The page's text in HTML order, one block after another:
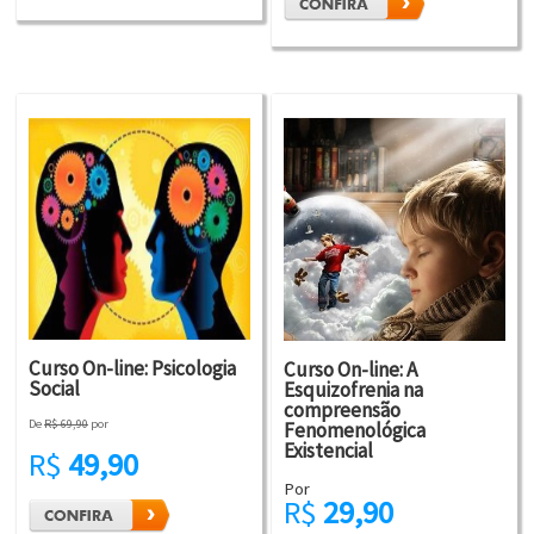
Curso On-line: Psicologia
Social
DeR$ 69,90 por
R$ 49,90
Curso On-line: A
Esquizofrenia na
compreensão
Fenomenológica
Existencial
Por
R$ 29,90